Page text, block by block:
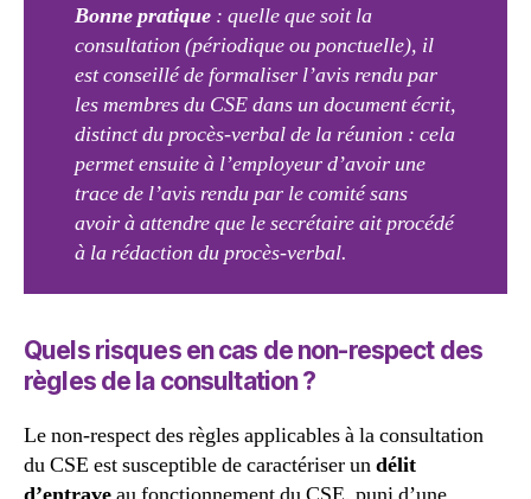
Bonne pratique: quelle que soit la
consultation (périodique ou ponctuelle), il
est conseillé de formaliser l’avis rendu par
les membres du CSE dans un document écrit,
distinct du procès-verbal de la réunion : cela
permet ensuite à l’employeur d’avoir une
trace de l’avis rendu par le comité sans
avoir à attendre que le secrétaire ait procédé
à la rédaction du procès-verbal.
Quels risques en cas de non-respect des
règles de la consultation ?
Le non-respect des règles applicables à la consultation
du CSE est susceptible de caractériser undélit